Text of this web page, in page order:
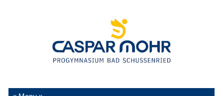
Zum Inhalt springen